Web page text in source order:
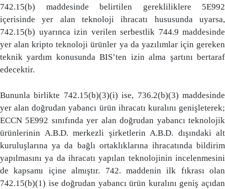
742.15(b) maddesinde belirtilen gerekliliklere 5E992
içerisinde yer alan teknoloji ihracatı hususunda uyarsa,
742.15(b) uyarınca izin verilen serbestlik 744.9 maddesinde
yer alan kripto teknoloji ürünler ya da yazılımlar için gereken
teknik yardım konusunda BIS’ten izin alma şartını bertaraf
edecektir.
Bununla birlikte 742.15(b)(3)(i) ise, 736.2(b)(3) maddesinde
yer alan doğrudan yabancı ürün ihracatı kuralını genişleterek;
ECCN 5E992 sınıfında yer alan doğrudan yabancı teknolojik
ürünlerinin A.B.D. merkezli şirketlerin A.B.D. dışındaki alt
kuruluşlarına ya da bağlı ortaklıklarına ihracatında bildirim
yapılmasını ya da ihracatı yapılan teknolojinin incelenmesini
de kapsamı içine almıştır. 742. maddenin ilk fıkrası olan
742.15(b)(1) ise doğrudan yabancı ürün kuralını geniş açıdan